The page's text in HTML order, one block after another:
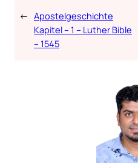
← Apostelgeschichte
Kapitel – 1 – Luther Bible
– 1545